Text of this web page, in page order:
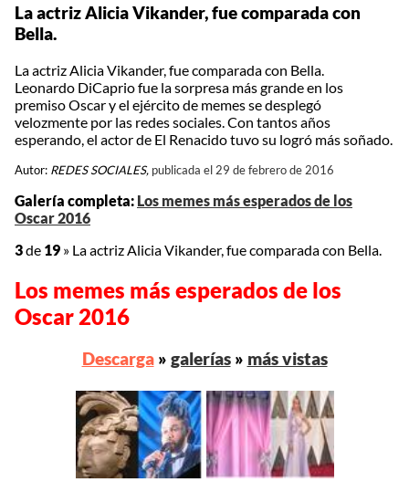
La actriz Alicia Vikander, fue comparada con
Bella.
La actriz Alicia Vikander, fue comparada con Bella.
Leonardo DiCaprio fue la sorpresa más grande en los
premiso Oscar y el ejército de memes se desplegó
velozmente por las redes sociales. Con tantos años
esperando, el actor de El Renacido tuvo su logró más soñado.
Autor: REDES SOCIALES, publicada el 29 de febrero de 2016
Galería completa: Los memes más esperados de los
Oscar 2016
3de 19 » La actriz Alicia Vikander, fue comparada con Bella.
Los memes más esperados de los
Oscar 2016
Descarga» galerías» más vistas